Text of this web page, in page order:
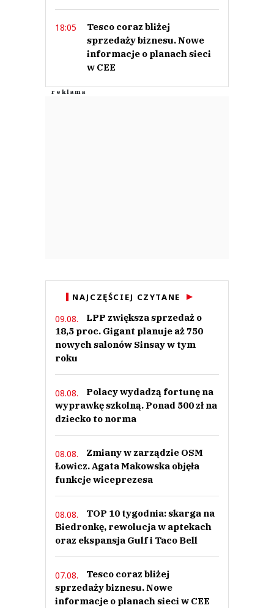
18:05
Tesco coraz bliżej
sprzedaży biznesu. Nowe
informacje o planach sieci
w CEE
NAJCZĘŚCIEJ CZYTANE
09.08.
LPP zwiększa sprzedaż o
18,5 proc. Gigant planuje aż 750
nowych salonów Sinsay w tym
roku
08.08.
Polacy wydadzą fortunę na
wyprawkę szkolną. Ponad 500 zł na
dziecko to norma
08.08.
Zmiany w zarządzie OSM
Łowicz. Agata Makowska objęła
funkcje wiceprezesa
08.08.
TOP 10 tygodnia: skarga na
Biedronkę, rewolucja w aptekach
oraz ekspansja Gulf i Taco Bell
07.08.
Tesco coraz bliżej
sprzedaży biznesu. Nowe
informacje o planach sieci w CEE